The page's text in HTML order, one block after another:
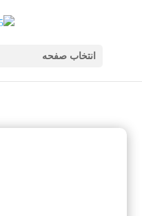
انتخاب صفحه